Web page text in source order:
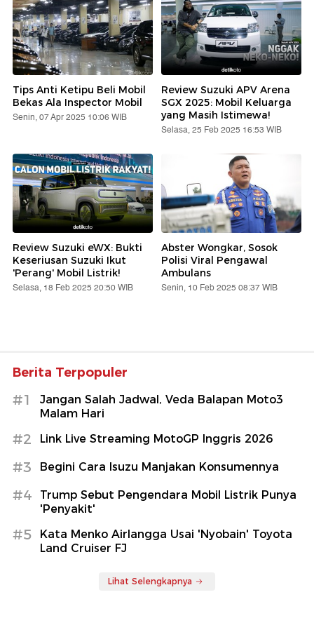
Tips Anti Ketipu Beli Mobil
Bekas Ala Inspector Mobil
Senin, 07 Apr 2025 10:06 WIB
Review Suzuki APV Arena
SGX 2025: Mobil Keluarga
yang Masih Istimewa!
Selasa, 25 Feb 2025 16:53 WIB
Review Suzuki eWX: Bukti
Keseriusan Suzuki Ikut
'Perang' Mobil Listrik!
Selasa, 18 Feb 2025 20:50 WIB
Abster Wongkar, Sosok
Polisi Viral Pengawal
Ambulans
Senin, 10 Feb 2025 08:37 WIB
Berita Terpopuler
#1
Jangan Salah Jadwal, Veda Balapan Moto3
Malam Hari
#2 Link Live Streaming MotoGP Inggris 2026
#3 Begini Cara Isuzu Manjakan Konsumennya
#4
Trump Sebut Pengendara Mobil Listrik Punya
'Penyakit'
#5
Kata Menko Airlangga Usai 'Nyobain' Toyota
Land Cruiser FJ
Lihat Selengkapnya